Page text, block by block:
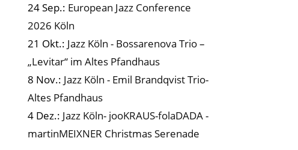
24 Sep.: European Jazz Conference
2026 Köln
21 Okt.: Jazz Köln - Bossarenova Trio –
„Levitar“ im Altes Pfandhaus
8 Nov.: Jazz Köln - Emil Brandqvist Trio-
Altes Pfandhaus
4 Dez.: Jazz Köln- jooKRAUS-folaDADA -
martinMEIXNER Christmas Serenade